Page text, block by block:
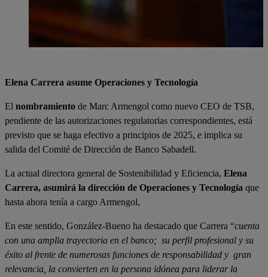
Elena Carrera asume Operaciones y Tecnología
El nombramiento de Marc Armengol como nuevo CEO de TSB,
pendiente de las autorizaciones regulatorias correspondientes, está
previsto que se haga efectivo a principios de 2025, e implica su
salida del Comité de Dirección de Banco Sabadell.
La actual directora general de Sostenibilidad y Eficiencia, Elena
Carrera, asumirá la dirección de Operaciones y Tecnología que
hasta ahora tenía a cargo Armengol,
En este sentido, González-Bueno ha destacado que Carrera “cuenta
con una amplia trayectoria en el banco; su perfil profesional y su
éxito al frente de numerosas funciones de responsabilidad y gran
relevancia, la convierten en la persona idónea para liderar la